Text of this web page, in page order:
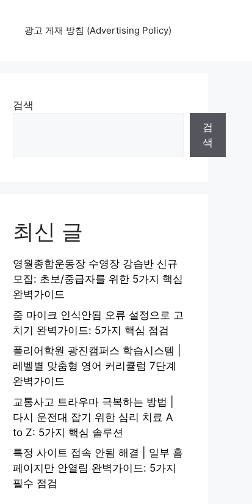
광고 게재 방침 (Advertising Policy)
검색
검
색
최신 글
영월종합운동장 수영장 강습반 신규
모집: 초보/중급자를 위한 5가지 핵심
완벽가이드
줌 마이크 인식안됨 오류 설정으로 고
치기 완벽가이드: 5가지 핵심 점검
폴리어학원 광진캠퍼스 학습시스템 |
레벨별 맞춤형 영어 커리큘럼 7단계
완벽가이드
교통사고 트라우마 극복하는 방법 |
다시 운전대 잡기 위한 심리 치료 A
to Z: 5가지 핵심 솔루션
특정 사이트 접속 안됨 해결 | 일부 홈
페이지만 안열림 완벽가이드: 5가지
필수 점검